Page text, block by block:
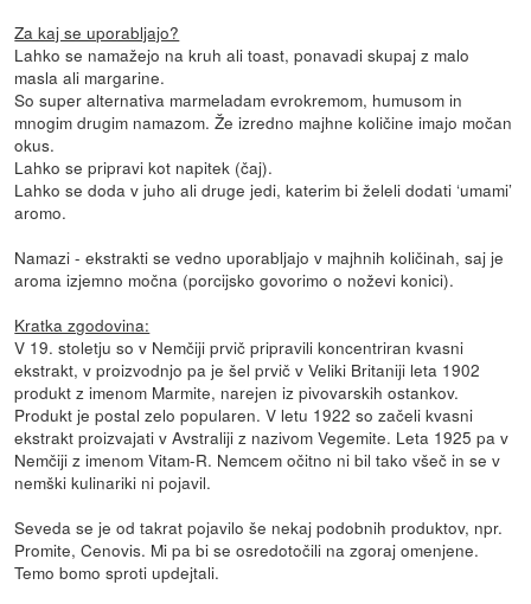
Za kaj se uporabljajo?
Lahko se namažejo na kruh ali toast, ponavadi skupaj z malo
masla ali margarine.
So super alternativa marmeladam evrokremom, humusom in
mnogim drugim namazom. Že izredno majhne količine imajo močan
okus.
Lahko se pripravi kot napitek (čaj).
Lahko se doda v juho ali druge jedi, katerim bi želeli dodati ‘umami’
aromo.
Namazi - ekstrakti se vedno uporabljajo v majhnih količinah, saj je
aroma izjemno močna (porcijsko govorimo o noževi konici).
Kratka zgodovina:
V 19. stoletju so v Nemčiji prvič pripravili koncentriran kvasni
ekstrakt, v proizvodnjo pa je šel prvič v Veliki Britaniji leta 1902
produkt z imenom Marmite, narejen iz pivovarskih ostankov.
Produkt je postal zelo popularen. V letu 1922 so začeli kvasni
ekstrakt proizvajati v Avstraliji z nazivom Vegemite. Leta 1925 pa v
Nemčiji z imenom Vitam-R. Nemcem očitno ni bil tako všeč in se v
nemški kulinariki ni pojavil.
Seveda se je od takrat pojavilo še nekaj podobnih produktov, npr.
Promite, Cenovis. Mi pa bi se osredotočili na zgoraj omenjene.
Temo bomo sproti updejtali.